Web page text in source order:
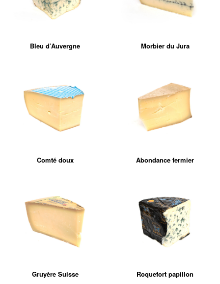
Bleu d’Auvergne Morbier du Jura
Comté doux Abondance fermier
Gruyère Suisse Roquefort papillon